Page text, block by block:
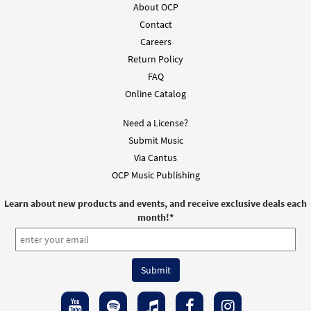
Todos Los Que Han Sido Bautizados
DIGITAL
About OCP
Contact
Careers
Return Policy
FAQ
Online Catalog
Need a License?
Submit Music
Via Cantus
OCP Music Publishing
Learn about new products and events, and receive exclusive deals each
month!*